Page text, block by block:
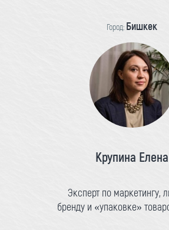
Город: Бишкек
Крупина Елена
Эксперт по маркетингу,
бренду и «упаковке»